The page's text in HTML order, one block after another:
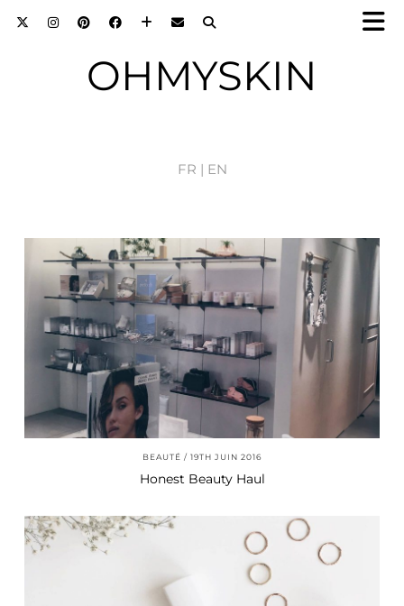
OHMYSKIN
FR | EN
BEAUTÉ 19TH JUIN 2016
Honest Beauty Haul